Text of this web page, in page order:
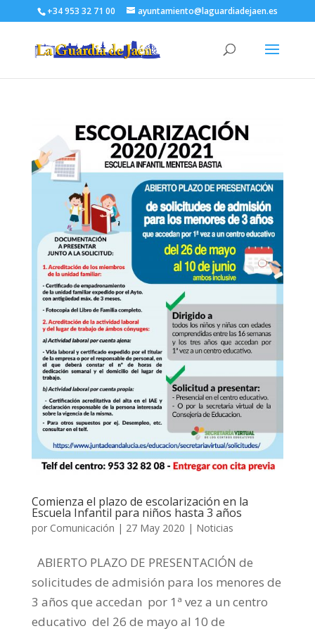
+34 953 32 71 00 ayuntamiento@laguardiadejaen.es
Comienza el plazo de escolarización en la
Escuela Infantil para niños hasta 3 años
por Comunicación | 27 May 2020 | Noticias
ABIERTO PLAZO DE PRESENTACIÓN de
solicitudes de admisión para los menores de
3 años que accedan por 1ª vez a un centro
educativo del 26 de mayo al 10 de